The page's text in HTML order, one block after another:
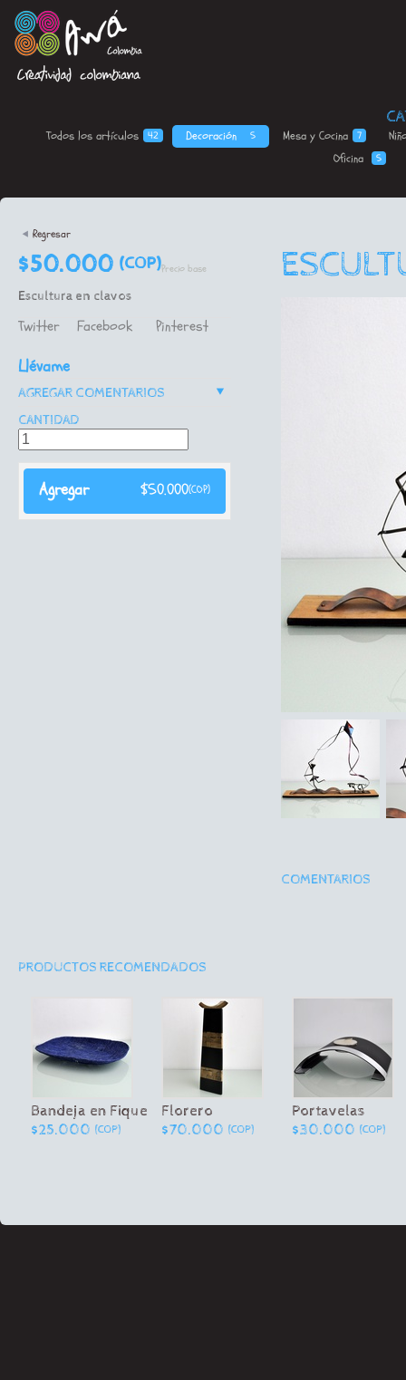
Todos losartículos 42 Decoración 5 Mesa y Cocina 7
Oficina
5
< Regresar
$50.000 (COP)Precio base
Escultura en clavos
Twitter Facebook Pinterest
Llévame
AGREGAR COMENTARIOS v
CANTIDAD
Agregar $50.000(COP)
COMENTARIOS
PRODUCTOS RECOMENDADOS
Bandeja en Fique
$25.000 (COP)
Florero
$70.000 (COP)
Portavelas
$30.000 (COP)